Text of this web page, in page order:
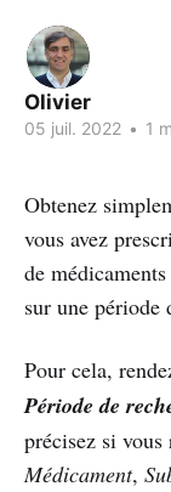
Olivier
05 juil. 2022 • 1
Obtenez
vous avez
de
sur une période
Pour cela,
Période de
précisez si vous
Médicament,